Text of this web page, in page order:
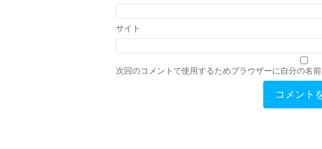
サイト
次回のコメントで使用するためブラウザーに自分の名